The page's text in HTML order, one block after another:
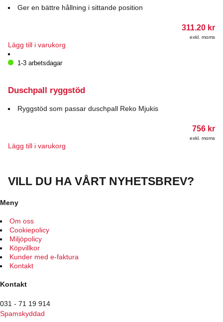
Ger en bättre hållning i sittande position
311.20 kr
exkl. moms
Lägg till i varukorg
1-3 arbetsdagar
Duschpall ryggstöd
Ryggstöd som passar duschpall Reko Mjukis
756 kr
exkl. moms
Lägg till i varukorg
VILL DU HA VÅRT NYHETSBREV?
Meny
Om oss
Cookiepolicy
Miljöpolicy
Köpvillkor
Kunder med e-faktura
Kontakt
Kontakt
031 - 71 19 914
Spamskyddad